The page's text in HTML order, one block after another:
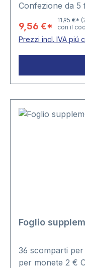
Confezione da 5
9,56 €*
11,95 €*
con il
Prezzi incl. IVA piú
Foglio
36 scomparti
per monete 2 €